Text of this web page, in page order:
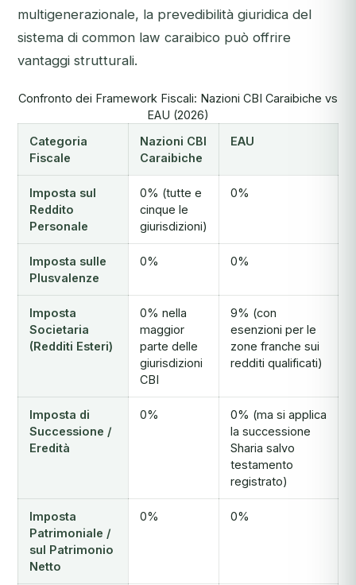
multigenerazionale, la prevedibilità giuridica del
sistema di common law caraibico può offrire
vantaggi strutturali.
Confronto dei Framework Fiscali: Nazioni CBI Caraibiche vs
EAU (2026)
Categoria
Fiscale
Nazioni CBI
Caraibiche
EAU
Imposta sul
Reddito
Personale
0% (tutte e
cinque le
giurisdizioni)
0%
Imposta sulle
Plusvalenze
0% 0%
Imposta
Societaria
(Redditi Esteri)
0% nella
maggior
parte delle
giurisdizioni
CBI
9% (con
esenzioni per le
zone franche sui
redditi qualificati)
Imposta di
Successione /
Eredità
0%
0% (ma si applica
la successione
Sharia salvo
testamento
registrato)
Imposta
Patrimoniale /
sul Patrimonio
Netto
0% 0%